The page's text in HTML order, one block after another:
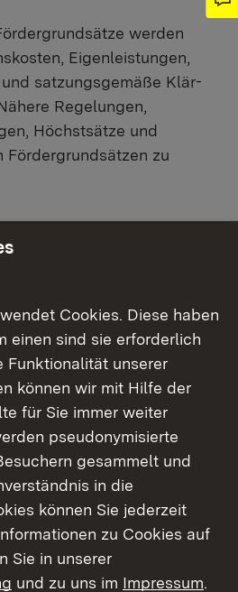
werden
Eigenleistungen,
satzungsgemäße Klär-
Regelungen,
Höchstsätze und
Fördergrundsätzen zu
entsorgte Anwesen
entsorgte
Kanalisation
ein Anschluss nicht
deren
der Technik entspricht, zu
werden aufgrund ihrer
Situation finanziell
Cookies. Diese haben
einen sind sie erforderlich
unserer
können wir mit Hilfe der
für Sie immer weiter
pseudonymisierte
gesammelt und
in die
können Sie jederzeit
zu Cookies auf
Sie in unserer
und zu uns im Impressum.